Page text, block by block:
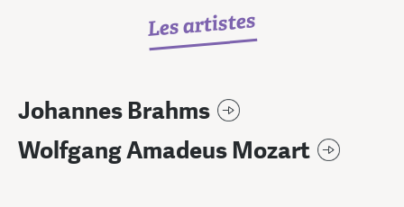
Les artistes
Johannes Brahms
Wolfgang Amadeus Mozart